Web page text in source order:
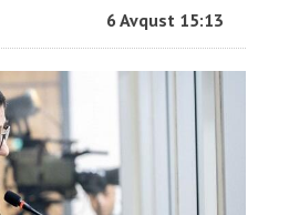
6 Avqust 15:13